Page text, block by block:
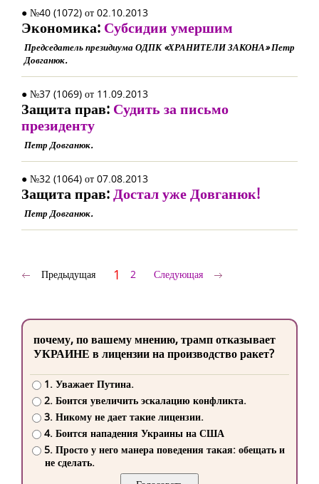
● №40 (1072) от 02.10.2013
Экономика: Субсидии умершим
Председатель президиума ОДПК «ХРАНИТЕЛИ ЗАКОНА» Петр
Довганюк.
● №37 (1069) от 11.09.2013
Защита прав: Судить за письмо
президенту
Петр Довганюк.
● №32 (1064) от 07.08.2013
Защита прав:Достал уже Довганюк!
Петр Довганюк.
Предыдущая 1 2 Следующая
почему, по вашему мнению, трамп отказывает
УКРАИНЕ в лицензии на производство ракет?
1. Уважает Путина.
2. Боится увеличить эскалацию конфликта.
3. Никому не дает такие лицензии.
4. Боится нападения Украины на США
5. Просто у него манера поведения такая: обещать и
не сделать.